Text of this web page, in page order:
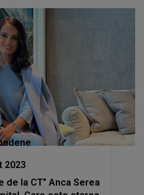
2023
la CT” Anca Serea